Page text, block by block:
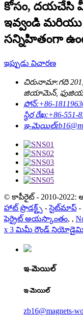
కోసం, దయచేసి
ఇవ్వండి మరియు
సన్నిహితంగా
ఇప్పుడు విచారణ
చిరునామా:గది
జియామెన్,
ఫోన్:+86-
స్థిర రేఖ:+86-551-
ఇ-మెయిల్
© కాపీరైట్ - 2010-2022:
హాట్ ప్రొడక్ట్స్ -సైట్‌మాప్ -
ఫెర్రైట్ అయస్కాంతం, ,
x 3 మిమీ రౌండ్
ఇ-మెయిల్
ఇ-మెయిల్
zb16@magnets-